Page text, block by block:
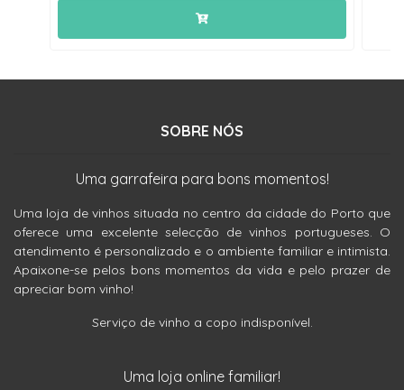
SOBRE NÓS
Uma garrafeira para bons momentos!
Uma loja de vinhos situada no centro da cidade do Porto que
oferece uma excelente selecção de vinhos portugueses. O
atendimento é personalizado e o ambiente familiar e intimista.
Apaixone-se pelos bons momentos da vida e pelo prazer de
apreciar bom vinho!
Serviço de vinho a copo indisponível.
Uma loja online familiar!